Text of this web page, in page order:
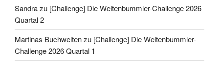
Sandrazu [Challenge] Die Weltenbummler-Challenge 2026
Quartal 2
Martinas Buchweltenzu [Challenge] Die Weltenbummler-
Challenge 2026 Quartal 1